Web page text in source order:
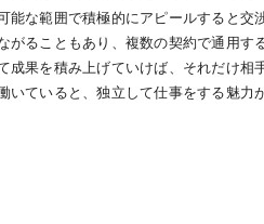
能な範囲で積極的にアピールすると
がることもあり、複数の契約で通用す
成果を積み上げていけば、それだけ相
いていると、独立して仕事をする魅力